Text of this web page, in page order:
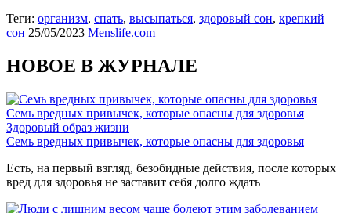
Теги: организм, спать, высыпаться, здоровый сон, крепкий
сон 25/05/2023 Menslife.com
НОВОЕ В ЖУРНАЛЕ
Семь вредных привычек, которые опасны для здоровья
Здоровый образ жизни
Семь вредных привычек, которые опасны для здоровья
Есть, на первый взгляд, безобидные действия, после которых
вред для здоровья не заставит себя долго ждать